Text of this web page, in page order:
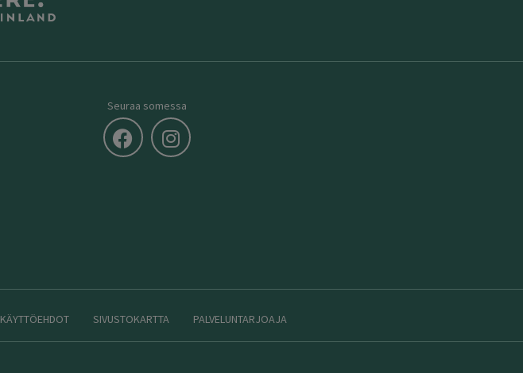
Seuraa somessa
KÄYTTÖEHDOT SIVUSTOKARTTA PALVELUNTARJOAJA